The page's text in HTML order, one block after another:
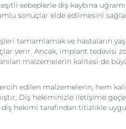
sebeplerle diş kaybına
sonuçlar elde edilmesini
tamamlamak ve hastaların
verir. Ancak, implant
malzemelerin kalitesi de
edilen malzemelerin, hem
Diş hekiminizle iletişime
hekimi tarafından titizlikle